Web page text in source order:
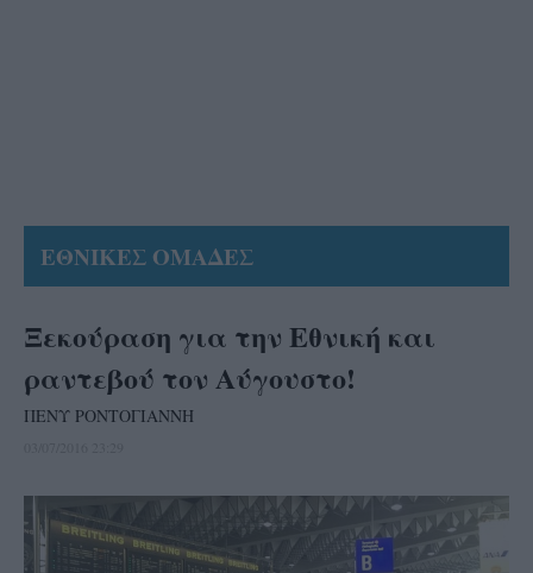
ΕΘΝΙΚΕΣ ΟΜΑΔΕΣ
Ξεκούραση για την Εθνική και
ραντεβού τον Αύγουστο!
ΠΕΝΥ ΡΟΝΤΟΓΙΑΝΝΗ